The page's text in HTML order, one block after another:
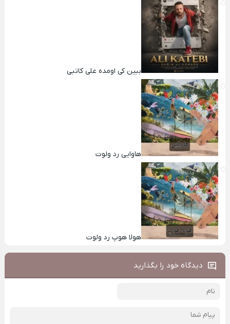
ببین کی اومده علی کاتبی
هاوایی رد ولوت
هولا هوپ رد ولوت
دیدگاه خود را بگذارید